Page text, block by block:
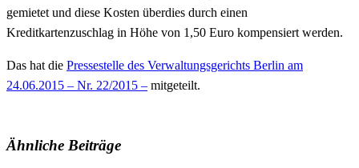
gemietet und diese Kosten überdies durch einen
Kreditkartenzuschlag in Höhe von 1,50 Euro kompensiert werden.
Das hat die Pressestelle des Verwaltungsgerichts Berlin am
24.06.2015 – Nr. 22/2015 – mitgeteilt.
Ähnliche Beiträge